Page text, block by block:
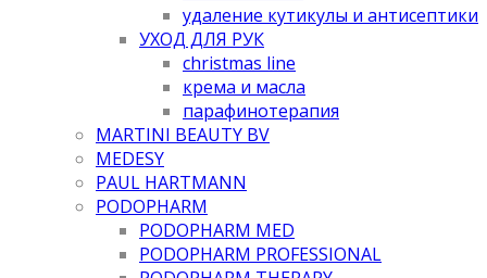
удаление кутикулы и антисептики
УХОД ДЛЯ РУК
christmas line
крема и масла
парафинотерапия
MARTINI BEAUTY BV
MEDESY
PAUL HARTMANN
PODOPHARM
PODOPHARM MED
PODOPHARM PROFESSIONAL